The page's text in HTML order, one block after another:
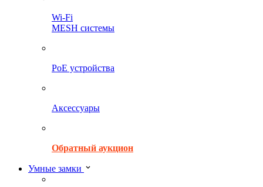
Wi-Fi
MESH системы
PoE устройства
Аксессуары
Обратный аукцион
Умные замки